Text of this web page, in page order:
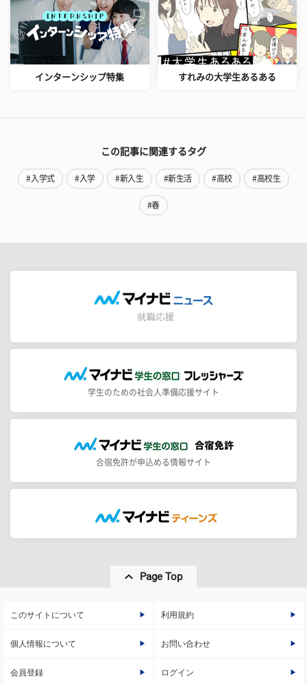
インターンシップ特集 すれみの大学生あるある
この記事に関連するタグ
#入学式 #入学 #新入生 #新生活 #高校 #高校生
#春
学生のための社会人準備応援サイト
合宿免許が申込める情報サイト
Page Top
このサイトについて 利用規約
個人情報について お問い合わせ
会員登録 ログイン